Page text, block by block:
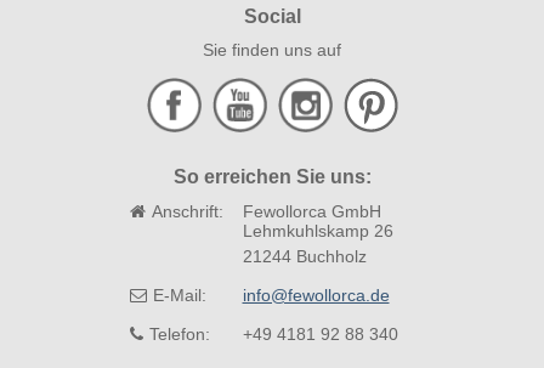
Social
Sie finden uns auf
So erreichen Sie uns:
Anschrift:
Fewollorca GmbH
Lehmkuhlskamp 26
21244 Buchholz
E-Mail:
info@fewollorca.de
Telefon:
+49 4181 92 88 340